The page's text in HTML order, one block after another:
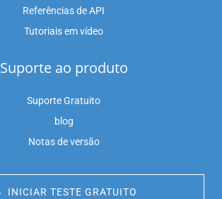
Referências de API
Tutoriais em vídeo
Suporte ao produto
Suporte Gratuito
blog
Notas de versão
INICIAR TESTE GRATUITO